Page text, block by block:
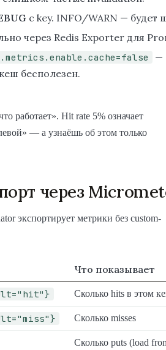
с key. INFO/WARN — будет
через Redis Exporter для
—
бесполезен.
работает». Hit rate 5% означает
— а узнаёшь об этом только
через
экспортирует метрики без custom-
Что показывает
Сколько hits в этом
Сколько misses
Сколько puts (load